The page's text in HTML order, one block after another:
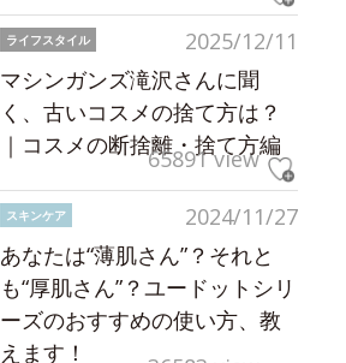
2025/12/11
ライフスタイル
マシンガンズ滝沢さんに聞
く、古いコスメの捨て方は？
｜コスメの断捨離・捨て方編
65891 view
2024/11/27
スキンケア
あなたは“薄肌さん”？それと
も“厚肌さん”？ユードットシリ
ーズのおすすめの使い方、教
えます！